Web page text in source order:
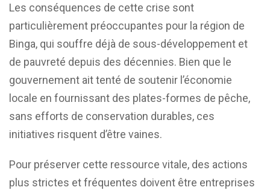
Les conséquences de cette crise sont
particulièrement préoccupantes pour la région de
Binga, qui souffre déjà de sous-développement et
de pauvreté depuis des décennies. Bien que le
gouvernement ait tenté de soutenir l’économie
locale en fournissant des plates-formes de pêche,
sans efforts de conservation durables, ces
initiatives risquent d’être vaines.
Pour préserver cette ressource vitale, des actions
plus strictes et fréquentes doivent être entreprises